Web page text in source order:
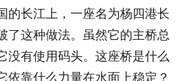
的长江上，一座名为杨四港长
了这种做法。虽然它的主桥总
没有使用码头。这座桥是什么
依靠什么力量在水面上稳定？